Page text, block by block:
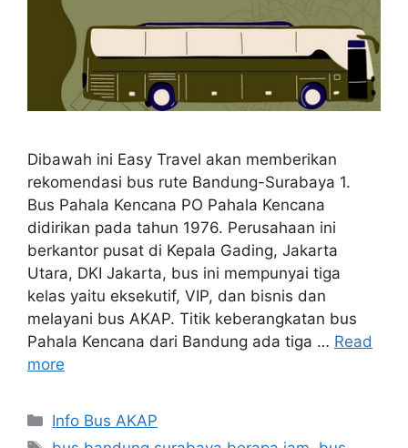
Dibawah ini Easy Travel akan memberikan
rekomendasi bus rute Bandung-Surabaya 1.
Bus Pahala Kencana PO Pahala Kencana
didirikan pada tahun 1976. Perusahaan ini
berkantor pusat di Kepala Gading, Jakarta
Utara, DKI Jakarta, bus ini mempunyai tiga
kelas yaitu eksekutif, VIP, dan bisnis dan
melayani bus AKAP. Titik keberangkatan bus
Pahala Kencana dari Bandung ada tiga … Read
more
Categories
Info Bus AKAP
Tags